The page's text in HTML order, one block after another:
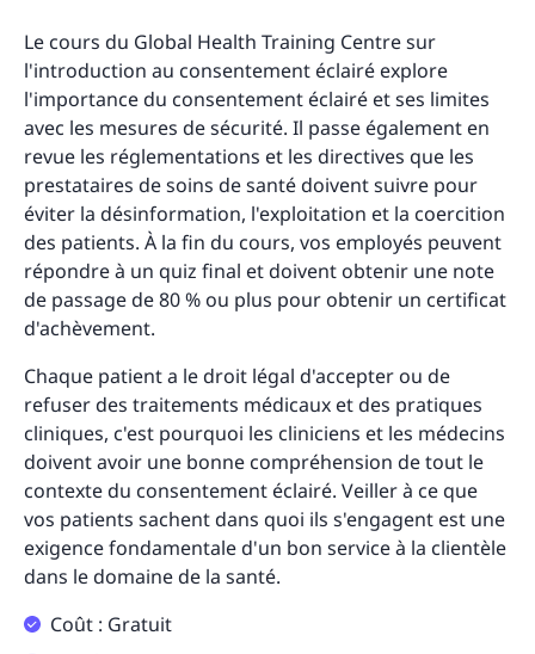
Le cours du Global Health Training Centre sur
l'introduction au consentement éclairé explore
l'importance du consentement éclairé et ses limites
avec les mesures de sécurité. Il passe également en
revue les réglementations et les directives que les
prestataires de soins de santé doivent suivre pour
éviter la désinformation, l'exploitation et la coercition
des patients. À la fin du cours, vos employés peuvent
répondre à un quiz final et doivent obtenir une note
de passage de 80 % ou plus pour obtenir un certificat
d'achèvement.
Chaque patient a le droit légal d'accepter ou de
refuser des traitements médicaux et des pratiques
cliniques, c'est pourquoi les cliniciens et les médecins
doivent avoir une bonne compréhension de tout le
contexte du consentement éclairé. Veiller à ce que
vos patients sachent dans quoi ils s'engagent est une
exigence fondamentale d'un bon service à la clientèle
dans le domaine de la santé.
Coût : Gratuit